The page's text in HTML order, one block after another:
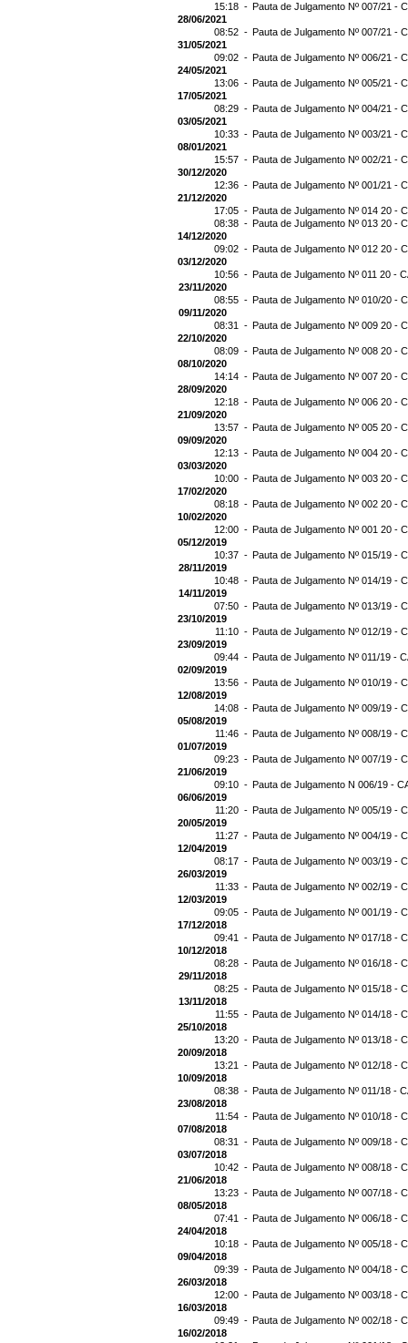
15:18 - Pauta de Julgamento Nº 007/21 -
28/06/2021
08:52 - Pauta de Julgamento Nº 007/21 -
31/05/2021
09:02 - Pauta de Julgamento Nº 006/21 -
24/05/2021
13:06 - Pauta de Julgamento Nº 005/21 -
17/05/2021
08:29 - Pauta de Julgamento Nº 004/21 -
03/05/2021
10:33 - Pauta de Julgamento Nº 003/21 -
08/01/2021
15:57 - Pauta de Julgamento Nº 002/21 -
30/12/2020
12:36 - Pauta de Julgamento Nº 001/21 -
21/12/2020
17:05 - Pauta de Julgamento Nº 014 20 -
08:38 - Pauta de Julgamento Nº 013 20 -
14/12/2020
09:02 - Pauta de Julgamento Nº 012 20 -
03/12/2020
10:56 - Pauta de Julgamento Nº 011 20 -
23/11/2020
08:55 - Pauta de Julgamento Nº 010/20 -
09/11/2020
08:31 - Pauta de Julgamento Nº 009 20 -
22/10/2020
08:09 - Pauta de Julgamento Nº 008 20 -
08/10/2020
14:14 - Pauta de Julgamento Nº 007 20 -
28/09/2020
12:18 - Pauta de Julgamento Nº 006 20 -
21/09/2020
13:57 - Pauta de Julgamento Nº 005 20 -
09/09/2020
12:13 - Pauta de Julgamento Nº 004 20 -
03/03/2020
10:00 - Pauta de Julgamento Nº 003 20 -
17/02/2020
08:18 - Pauta de Julgamento Nº 002 20 -
10/02/2020
12:00 - Pauta de Julgamento Nº 001 20 -
05/12/2019
10:37 - Pauta de Julgamento Nº 015/19 -
28/11/2019
10:48 - Pauta de Julgamento Nº 014/19 -
14/11/2019
07:50 - Pauta de Julgamento Nº 013/19 -
23/10/2019
11:10 - Pauta de Julgamento Nº 012/19 -
23/09/2019
09:44 - Pauta de Julgamento Nº 011/19 -
02/09/2019
13:56 - Pauta de Julgamento Nº 010/19 -
12/08/2019
14:08 - Pauta de Julgamento Nº 009/19 -
05/08/2019
11:46 - Pauta de Julgamento Nº 008/19 -
01/07/2019
09:23 - Pauta de Julgamento Nº 007/19 -
21/06/2019
09:10 - Pauta de Julgamento N 006/19 -
06/06/2019
11:20 - Pauta de Julgamento Nº 005/19 -
20/05/2019
11:27 - Pauta de Julgamento Nº 004/19 -
12/04/2019
08:17 - Pauta de Julgamento Nº 003/19 -
26/03/2019
11:33 - Pauta de Julgamento Nº 002/19 -
12/03/2019
09:05 - Pauta de Julgamento Nº 001/19 -
17/12/2018
09:41 - Pauta de Julgamento Nº 017/18 -
10/12/2018
08:28 - Pauta de Julgamento Nº 016/18 -
29/11/2018
08:25 - Pauta de Julgamento Nº 015/18 -
13/11/2018
11:55 - Pauta de Julgamento Nº 014/18 -
25/10/2018
13:20 - Pauta de Julgamento Nº 013/18 -
20/09/2018
13:21 - Pauta de Julgamento Nº 012/18 -
10/09/2018
08:38 - Pauta de Julgamento Nº 011/18 -
23/08/2018
11:54 - Pauta de Julgamento Nº 010/18 -
07/08/2018
08:31 - Pauta de Julgamento Nº 009/18 -
03/07/2018
10:42 - Pauta de Julgamento Nº 008/18 -
21/06/2018
13:23 - Pauta de Julgamento Nº 007/18 -
08/05/2018
07:41 - Pauta de Julgamento Nº 006/18 -
24/04/2018
10:18 - Pauta de Julgamento Nº 005/18 -
09/04/2018
09:39 - Pauta de Julgamento Nº 004/18 -
26/03/2018
12:00 - Pauta de Julgamento Nº 003/18 -
16/03/2018
09:49 - Pauta de Julgamento Nº 002/18 -
16/02/2018